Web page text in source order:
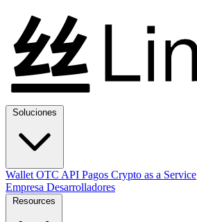
Wallet OTC API Pagos Crypto as a Service
Empresa Desarrolladores